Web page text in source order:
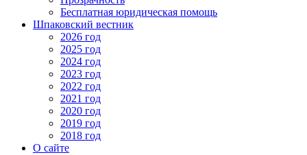
Бесплатная юридическая помощь
Шпаковский вестник
2026 год
2025 год
2024 год
2023 год
2022 год
2021 год
2020 год
2019 год
2018 год
О сайте